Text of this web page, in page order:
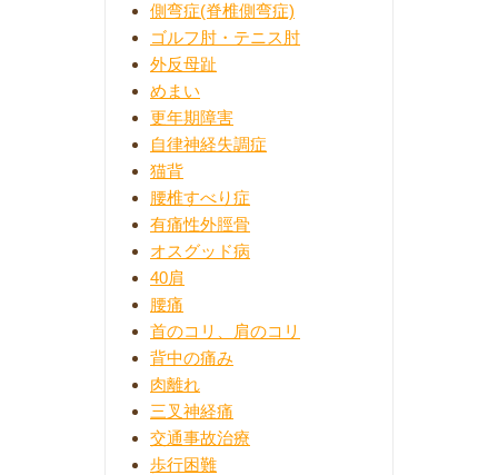
側弯症(脊椎側弯症)
ゴルフ肘・テニス肘
外反母趾
めまい
更年期障害
自律神経失調症
猫背
腰椎すべり症
有痛性外脛骨
オスグッド病
40肩
腰痛
首のコリ、肩のコリ
背中の痛み
肉離れ
三叉神経痛
交通事故治療
歩行困難